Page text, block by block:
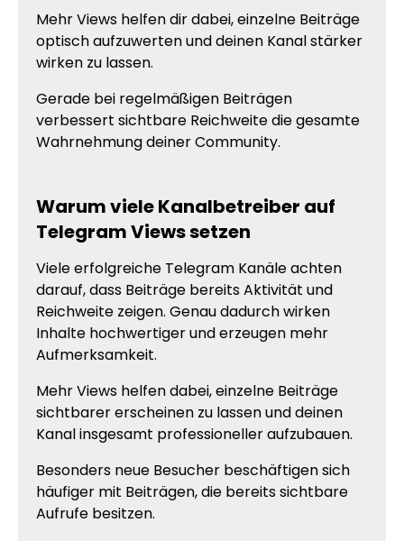
Mehr Views helfen dir dabei, einzelne Beiträge
optisch aufzuwerten und deinen Kanal stärker
wirken zu lassen.
Gerade bei regelmäßigen Beiträgen
verbessert sichtbare Reichweite die gesamte
Wahrnehmung deiner Community.
Warum viele Kanalbetreiber auf
Telegram Views setzen
Viele erfolgreiche Telegram Kanäle achten
darauf, dass Beiträge bereits Aktivität und
Reichweite zeigen. Genau dadurch wirken
Inhalte hochwertiger und erzeugen mehr
Aufmerksamkeit.
Mehr Views helfen dabei, einzelne Beiträge
sichtbarer erscheinen zu lassen und deinen
Kanal insgesamt professioneller aufzubauen.
Besonders neue Besucher beschäftigen sich
häufiger mit Beiträgen, die bereits sichtbare
Aufrufe besitzen.